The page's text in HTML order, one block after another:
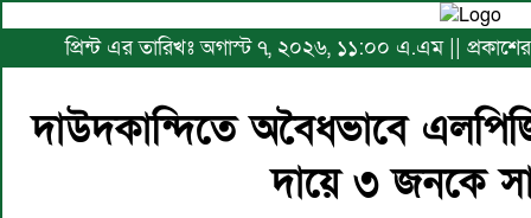
প্রিন্ট এর তারিখঃ অগাস্ট ৭, ২০২৬, ১১:০০ এ.এম ||
দাউদকান্দিতে অবৈধভাবে
দায়ে ৩ জনকে